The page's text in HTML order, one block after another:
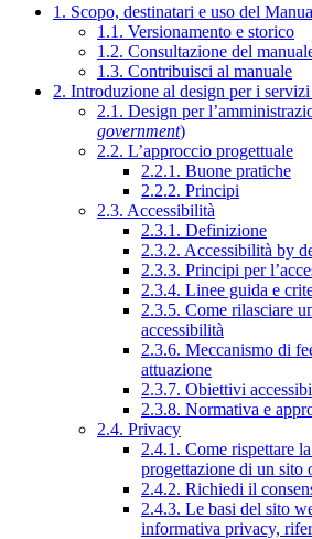
1. Scopo, destinatari e uso del
1.1. Versionamento e storico
1.2. Consultazione del
1.3. Contribuisci al manuale
2. Introduzione al design per i
2.1. Design per
government)
2.2. L’approccio progettuale
2.2.1. Buone pratiche
2.2.2. Principi
2.3. Accessibilità
2.3.1. Definizione
2.3.2. Accessibilità by
2.3.3. Principi per
2.3.4. Linee guida e
2.3.5. Come rilasciare
accessibilità
2.3.6. Meccanismo di
attuazione
2.3.7. Obiettivi
2.3.8. Normativa e
2.4. Privacy
2.4.1. Come rispettare
progettazione di un sito
2.4.2. Richiedi il
2.4.3. Le basi del sito
informativa privacy,